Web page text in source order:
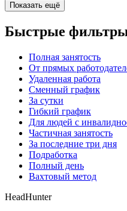
Показать ещё
Быстрые фильтры
Полная занятость
От прямых
Удаленная работа
Сменный график
За сутки
Гибкий график
Для людей с
Частичная занятость
За последние три дня
Подработка
Полный день
Вахтовый метод
HeadHunter